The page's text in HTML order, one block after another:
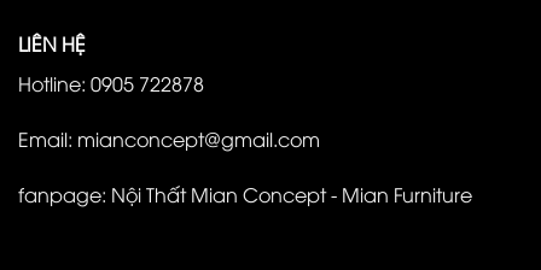
LIÊN HỆ
Hotline: 0905 722878
Email: mianconcept@gmail.com
fanpage: Nội Thất Mian Concept - Mian Furniture